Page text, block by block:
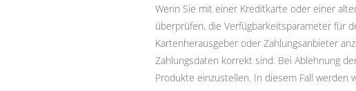
Wenn Sie mit einer Kreditkarte oder einer
überprüfen, die Verfügbarkeitsparameter für
Kartenherausgeber oder Zahlungsanbieter
Zahlungsdaten korrekt sind. Bei Ablehnung
Produkte einzustellen. In diesem Fall werden